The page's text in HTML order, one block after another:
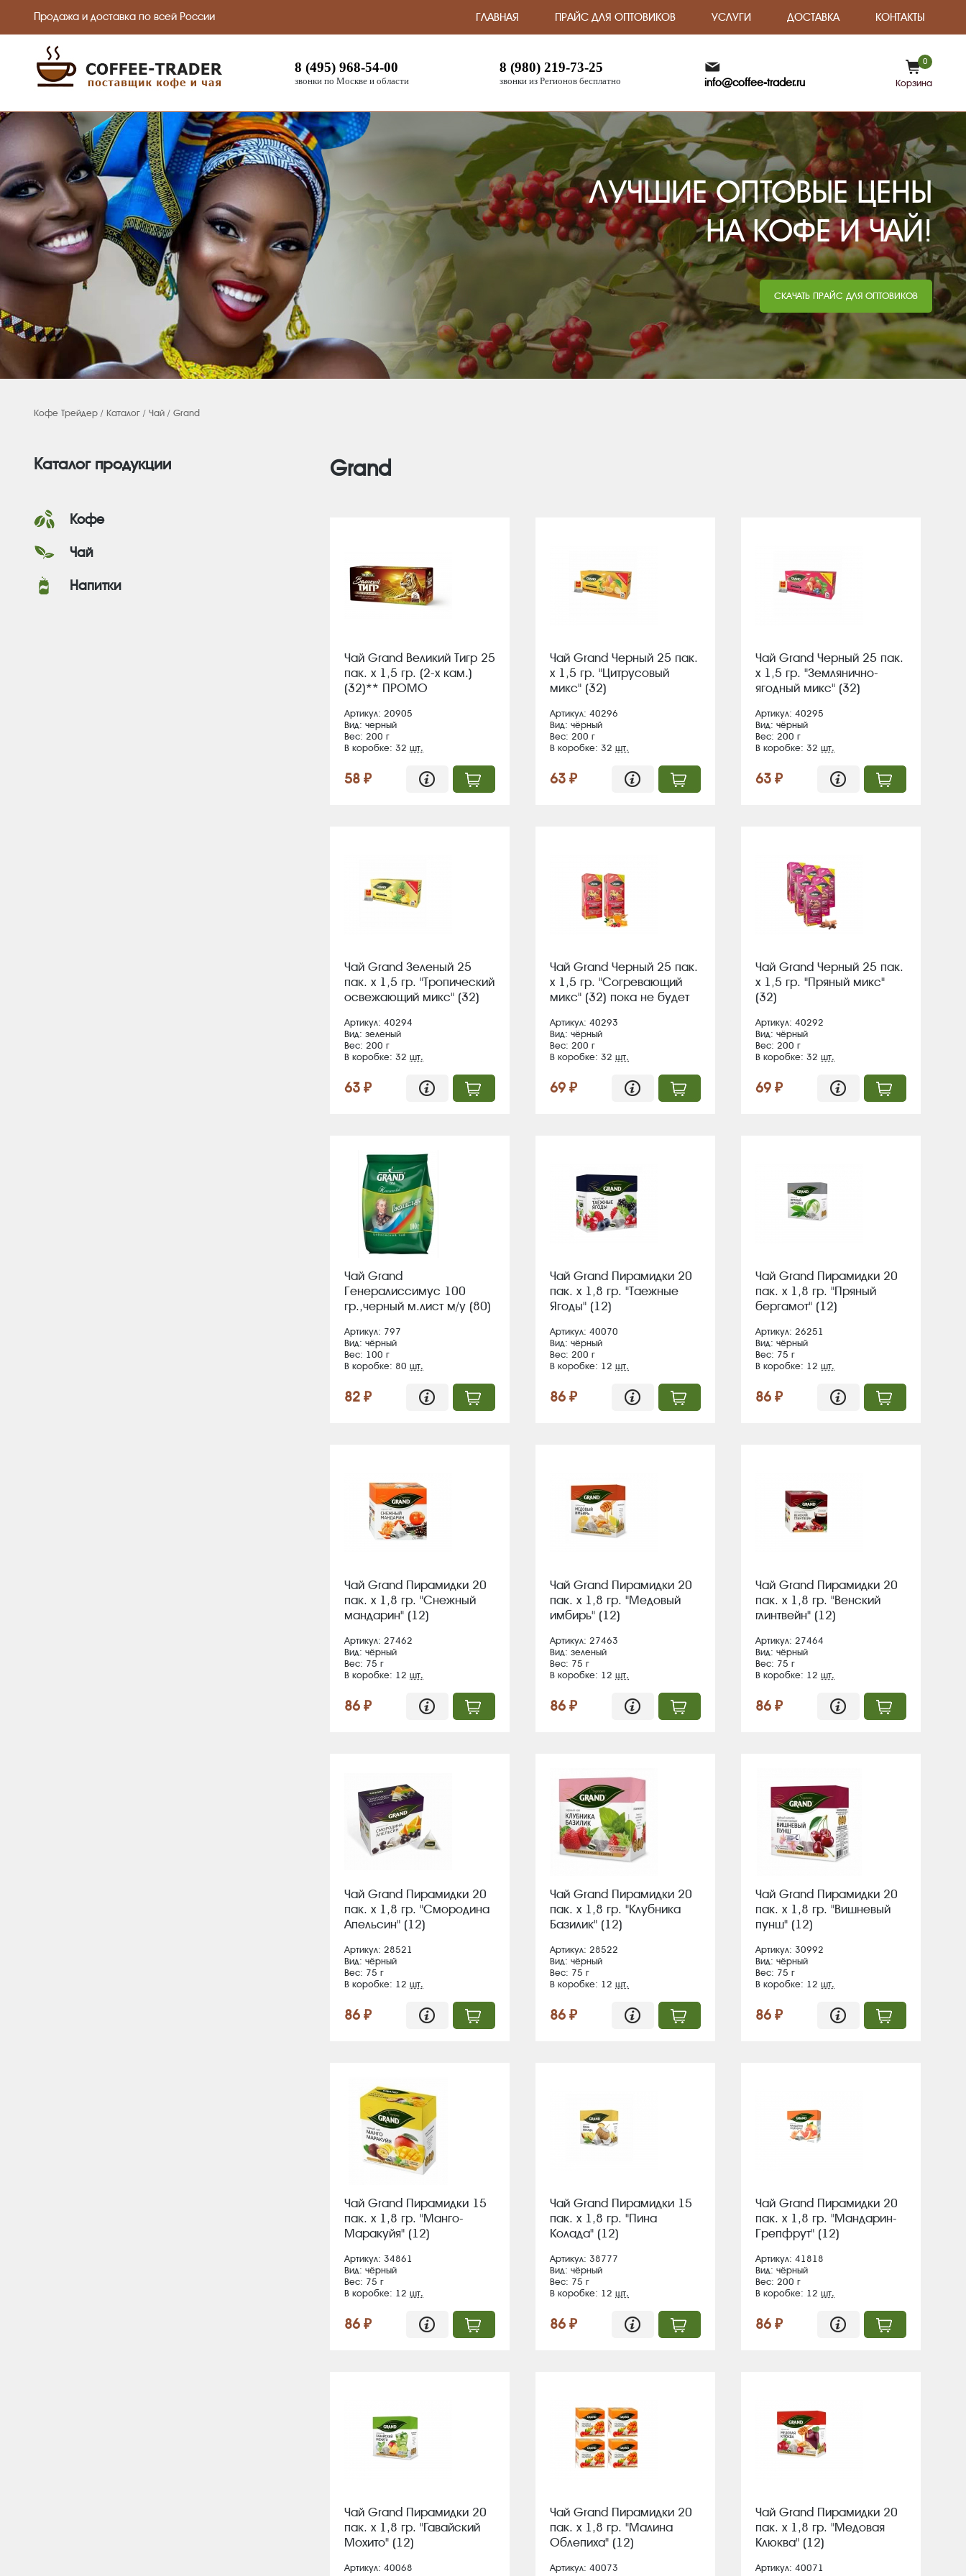
Продажа и доставка по всей России ГЛАВНАЯ ПРАЙС ДЛЯ ОПТОВИКОВ УСЛУГИ ДОСТАВКА КОНТАКТЫ
8 (495) 968-54-00
звонки по Москве и области
8 (980) 219-73-25
звонки из Регионов бесплатно info@coffee-trader.ru
0
Корзина
ЛУЧШИЕ ОПТОВЫЕ ЦЕНЫ
НА КОФЕ И ЧАЙ!
СКАЧАТЬ ПРАЙС ДЛЯ ОПТОВИКОВ
Кофе Трейдер / Каталог / Чай / Grand
Каталог продукции
Кофе
Чай
Напитки
Grand
Чай Grand Великий Тигр 25
пак. х 1,5 гр. (2-х кам.)
(32)** ПРОМО
Артикул: 20905
Вид: черный
Вес: 200 г
В коробке: 32 шт.
58 ₽
Чай Grand Черный 25 пак.
х 1,5 гр. "Цитрусовый
микс" (32)
Артикул: 40296
Вид: чёрный
Вес: 200 г
В коробке: 32 шт.
63 ₽
Чай Grand Черный 25 пак.
х 1,5 гр. "Землянично-
ягодный микс" (32)
Артикул: 40295
Вид: чёрный
Вес: 200 г
В коробке: 32 шт.
63 ₽
Чай Grand Зеленый 25
пак. х 1,5 гр. "Тропический
освежающий микс" (32)
Артикул: 40294
Вид: зеленый
Вес: 200 г
В коробке: 32 шт.
63 ₽
Чай Grand Черный 25 пак.
х 1,5 гр. "Согревающий
микс" (32) пока не будет
Артикул: 40293
Вид: чёрный
Вес: 200 г
В коробке: 32 шт.
69 ₽
Чай Grand Черный 25 пак.
х 1,5 гр. "Пряный микс"
(32)
Артикул: 40292
Вид: чёрный
Вес: 200 г
В коробке: 32 шт.
69 ₽
Чай Grand
Генералиссимус 100
гр.,черный м.лист м/у (80)
Артикул: 797
Вид: чёрный
Вес: 100 г
В коробке: 80 шт.
82 ₽
Чай Grand Пирамидки 20
пак. х 1,8 гр. "Таежные
Ягоды" (12)
Артикул: 40070
Вид: чёрный
Вес: 200 г
В коробке: 12 шт.
86 ₽
Чай Grand Пирамидки 20
пак. х 1,8 гр. "Пряный
бергамот" (12)
Артикул: 26251
Вид: чёрный
Вес: 75 г
В коробке: 12 шт.
86 ₽
Чай Grand Пирамидки 20
пак. х 1,8 гр. "Снежный
мандарин" (12)
Артикул: 27462
Вид: чёрный
Вес: 75 г
В коробке: 12 шт.
86 ₽
Чай Grand Пирамидки 20
пак. х 1,8 гр. "Медовый
имбирь" (12)
Артикул: 27463
Вид: зеленый
Вес: 75 г
В коробке: 12 шт.
86 ₽
Чай Grand Пирамидки 20
пак. х 1,8 гр. "Венский
глинтвейн" (12)
Артикул: 27464
Вид: чёрный
Вес: 75 г
В коробке: 12 шт.
86 ₽
Чай Grand Пирамидки 20
пак. х 1,8 гр. "Смородина
Апельсин" (12)
Артикул: 28521
Вид: чёрный
Вес: 75 г
В коробке: 12 шт.
86 ₽
Чай Grand Пирамидки 20
пак. х 1,8 гр. "Клубника
Базилик" (12)
Артикул: 28522
Вид: чёрный
Вес: 75 г
В коробке: 12 шт.
86 ₽
Чай Grand Пирамидки 20
пак. х 1,8 гр. "Вишневый
пунш" (12)
Артикул: 30992
Вид: чёрный
Вес: 75 г
В коробке: 12 шт.
86 ₽
Чай Grand Пирамидки 15
пак. х 1,8 гр. "Манго-
Маракуйя" (12)
Артикул: 34861
Вид: чёрный
Вес: 75 г
В коробке: 12 шт.
86 ₽
Чай Grand Пирамидки 15
пак. х 1,8 гр. "Пина
Колада" (12)
Артикул: 38777
Вид: чёрный
Вес: 75 г
В коробке: 12 шт.
86 ₽
Чай Grand Пирамидки 20
пак. х 1,8 гр. "Мандарин-
Грепфрут" (12)
Артикул: 41818
Вид: чёрный
Вес: 200 г
В коробке: 12 шт.
86 ₽
Чай Grand Пирамидки 20
пак. х 1,8 гр. "Гавайский
Мохито" (12)
Артикул: 40068
Чай Grand Пирамидки 20
пак. х 1,8 гр. "Малина
Облепиха" (12)
Артикул: 40073
Чай Grand Пирамидки 20
пак. х 1,8 гр. "Медовая
Клюква" (12)
Артикул: 40071